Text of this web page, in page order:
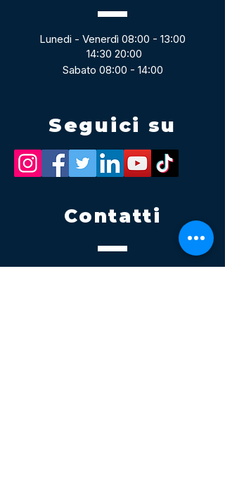
Lunedi - Venerdì 08:00 - 13:00
14:30 20:00
Sabato 08:00 - 14:00
Seguici su
Contatti